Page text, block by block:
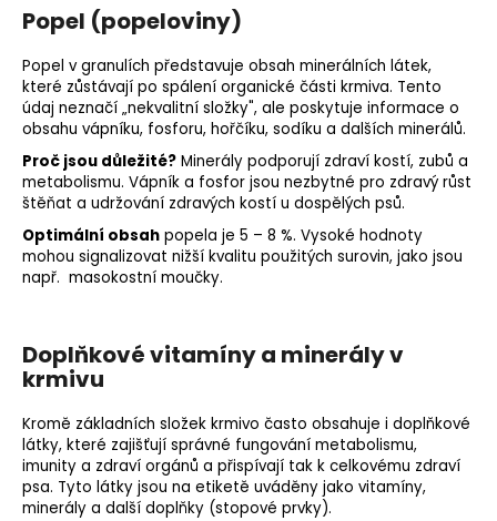
Popel (popeloviny)
Popel v granulích představuje obsah minerálních látek,
které zůstávají po spálení organické části krmiva. Tento
údaj neznačí „nekvalitní složky", ale poskytuje informace o
obsahu vápníku, fosforu, hořčíku, sodíku a dalších minerálů.
Proč jsou důležité? Minerály podporují zdraví kostí, zubů a
metabolismu. Vápník a fosfor jsou nezbytné pro zdravý růst
štěňat a udržování zdravých kostí u dospělých psů.
Optimální obsah popela je 5 – 8 %. Vysoké hodnoty
mohou signalizovat nižší kvalitu použitých surovin, jako jsou
např. masokostní moučky.
Doplňkové vitamíny a minerály v
krmivu
Kromě základních složek krmivo často obsahuje i doplňkové
látky, které zajišťují správné fungování metabolismu,
imunity a zdraví orgánů a přispívají tak k celkovému zdraví
psa. Tyto látky jsou na etiketě uváděny jako vitamíny,
minerály a další doplňky (stopové prvky).